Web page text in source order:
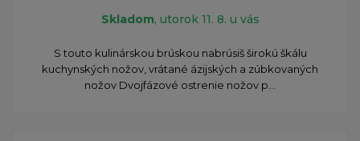
Skladom, utorok 11. 8. u vás
​S touto kulinárskou brúskou nabrúsiš širokú škálu
kuchynských nožov, vrátané ázijských a zúbkovaných
nožov Dvojfázové ostrenie nožov p...